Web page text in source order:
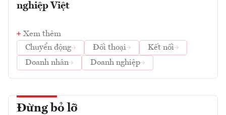
nghiệp Việt
Xem thêm
Chuyển động
Đối thoại
Kết nối
Doanh nhân
Doanh nghiệp
Đừng bỏ lỡ